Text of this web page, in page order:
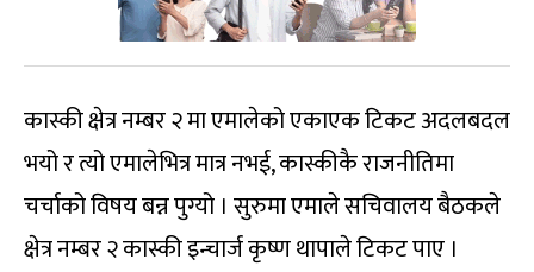
कास्की क्षेत्र नम्बर २ मा एमालेको एकाएक टिकट अदलबदल
भयो र त्यो एमालेभित्र मात्र नभई, कास्कीकै राजनीतिमा
चर्चाको विषय बन्न पुग्यो । सुरुमा एमाले सचिवालय बैठकले
क्षेत्र नम्बर २ कास्की इन्चार्ज कृष्ण थापाले टिकट पाए ।